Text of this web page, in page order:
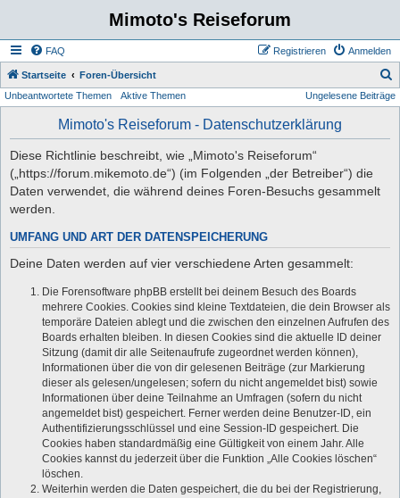
Mimoto's Reiseforum
FAQ Anmelden
Registrieren
Startseite Foren-Übersicht
u
Unbeantwortete Themen Aktive Themen Ungelesene Beiträge
Mimoto's Reiseforum - Datenschutzerklärung
Diese Richtlinie beschreibt, wie „Mimoto's Reiseforum“
(„https://forum.mikemoto.de“) (im Folgenden „der Betreiber“) die
Daten verwendet, die während deines Foren-Besuchs gesammelt
werden.
UMFANG UND ART DER DATENSPEICHERUNG
Deine Daten werden auf vier verschiedene Arten gesammelt:
Die Forensoftware phpBB erstellt bei deinem Besuch des Boards
mehrere Cookies. Cookies sind kleine Textdateien, die dein Browser als
temporäre Dateien ablegt und die zwischen den einzelnen Aufrufen des
Boards erhalten bleiben. In diesen Cookies sind die aktuelle ID deiner
Sitzung (damit dir alle Seitenaufrufe zugeordnet werden können),
Informationen über die von dir gelesenen Beiträge (zur Markierung
dieser als gelesen/ungelesen; sofern du nicht angemeldet bist) sowie
Informationen über deine Teilnahme an Umfragen (sofern du nicht
angemeldet bist) gespeichert. Ferner werden deine Benutzer-ID, ein
Authentifizierungsschlüssel und eine Session-ID gespeichert. Die
Cookies haben standardmäßig eine Gültigkeit von einem Jahr. Alle
Cookies kannst du jederzeit über die Funktion „Alle Cookies löschen“
löschen.
Weiterhin werden die Daten gespeichert, die du bei der Registrierung,